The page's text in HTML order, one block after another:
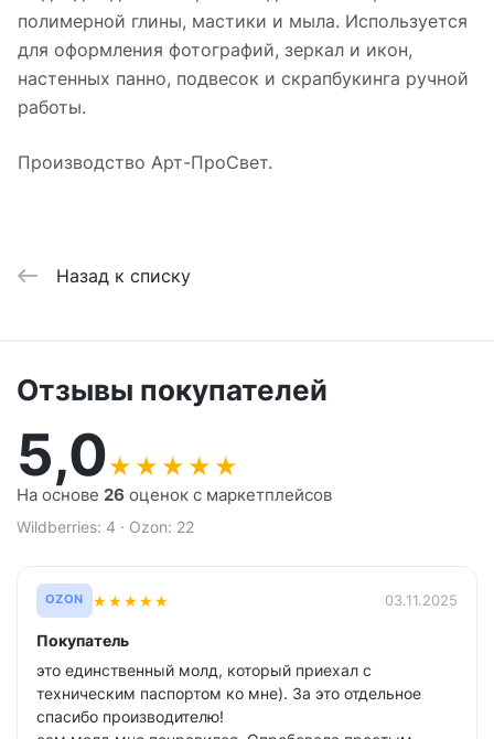
полимерной глины, мастики и мыла. Используется
для оформления фотографий, зеркал и икон,
настенных панно, подвесок и скрапбукинга ручной
работы.
Производство Арт-ПроСвет.
Назад к списку
Отзывы покупателей
5,0★ ★ ★ ★ ★
На основе 26 оценок с маркетплейсов
Wildberries: 4 · Ozon: 22
OZON ★★★★★ 03.11.2025
Покупатель
это единственный молд, который приехал с
техническим паспортом ко мне). За это отдельное
спасибо производителю!